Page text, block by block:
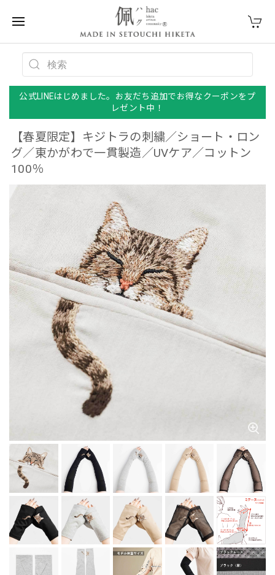
公式LINEはじめました。お友だち追加でお得なクーポンをプ
レゼント中！
【春夏限定】キジトラの刺繍／ショート・ロン
グ／東かがわで一貫製造／UVケア／コットン
100％